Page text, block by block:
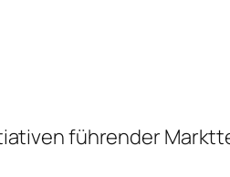
führender